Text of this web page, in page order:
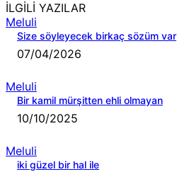
İLGİLİ YAZILAR
Meluli
Size söyleyecek birkaç sözüm var
07/04/2026
Meluli
Bir kamil mürşitten ehli olmayan
10/10/2025
Meluli
iki güzel bir hal ile